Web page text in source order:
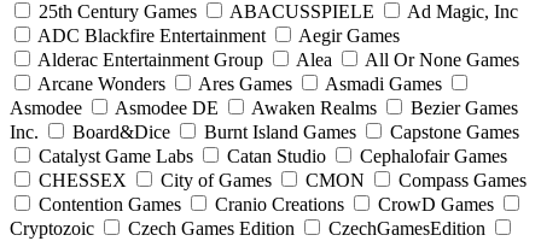
25th Century Games
ABACUSSPIELE
Ad Magic, Inc
ADC Blackfire Entertainment
Aegir Games
Alderac Entertainment Group
Alea
All Or None Games
Arcane Wonders
Ares Games
Asmadi Games
Asmodee
Asmodee DE Awaken Realms
Bezier Games
Inc.
Board&Dice Burnt Island Games
Capstone Games
Catalyst Game Labs
Catan Studio
Cephalofair Games
CHESSEX
City of Games CMON
Compass Games
Contention Games
Cranio Creations
CrowD Games
Cryptozoic
Czech Games Edition
CzechGamesEdition